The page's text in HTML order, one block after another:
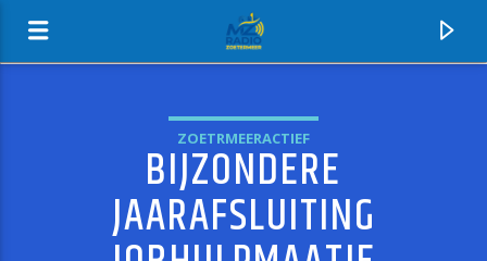
MZ-RADIO
ZOETRMEERACTIEF
BIJZONDERE
JAARAFSLUITING